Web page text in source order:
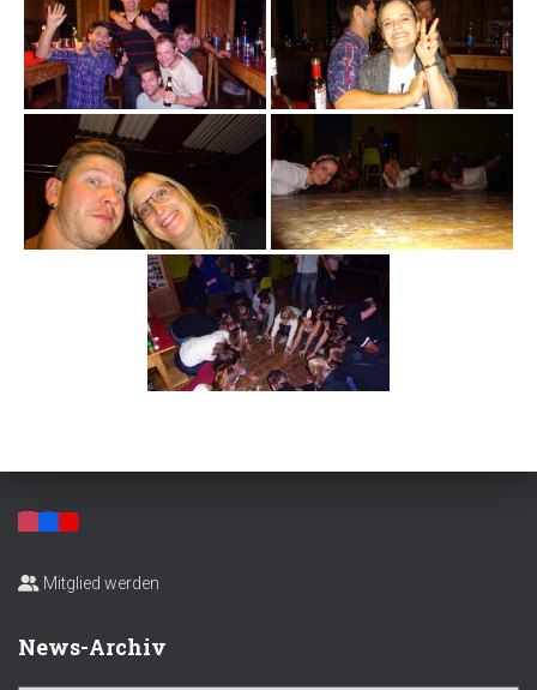
Mitglied werden
News-Archiv